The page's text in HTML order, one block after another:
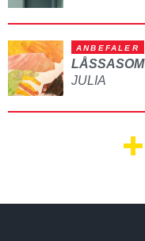
ANBEFALER
LÅSSASOM
JULIA